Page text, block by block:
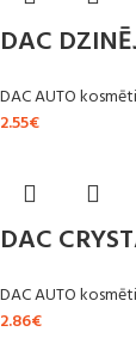
DAC
DAC AUTO
2.55€
DAC
DAC AUTO
2.86€